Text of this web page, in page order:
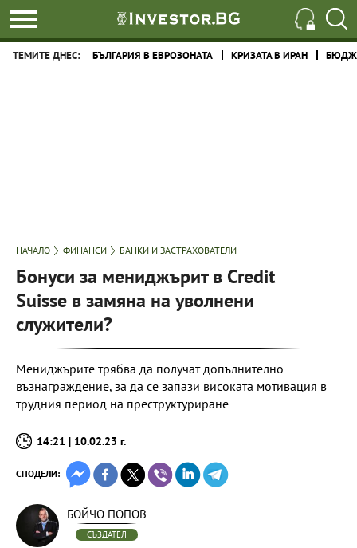
ТЕМИТЕ ДНЕС: БЪЛГАРИЯ В ЕВРОЗОНАТА КРИЗАТА В ИРАН
НАЧАЛО ФИНАНСИ БАНКИ И ЗАСТРАХОВАТЕЛИ
Бонуси за мениджърит в Credit
Suisse в замяна на уволнени
служители?
Мениджърите трябва да получат допълнително
възнаграждение, за да се запази високата мотивация в
трудния период на преструктуриране
14:21 | 10.02.23 г.
СПОДЕЛИ:
БОЙЧО ПОПОВ
СЪЗДАТЕЛ